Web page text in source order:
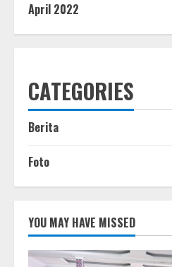
April 2022
CATEGORIES
Berita
Foto
YOU MAY HAVE MISSED